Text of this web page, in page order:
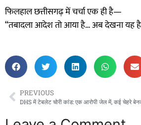
फिलहाल छत्तीसगढ़ में चर्चा एक ही है—
“तबादला आदेश तो आया है… अब देखना यह
PREVIOUS
DHS में टेबलेट चोरी कांड: एक आरोपी जेल में, कई चेहरे